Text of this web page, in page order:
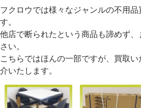
フクロウでは様々なジャンルの不用品
す。
他店で断られたという商品も諦めず
さい。
こちらではほんの一部ですが、買取
介いたします。